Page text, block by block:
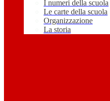
I numeri della scuola
Le carte della scuola
Organizzazione
La storia